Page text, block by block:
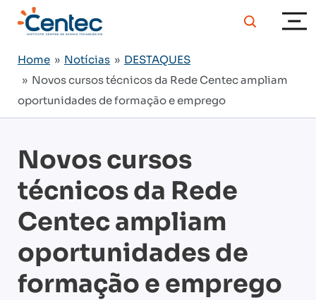
Home » Notícias » DESTAQUES
» Novos cursos técnicos da Rede Centec ampliam
oportunidades de formação e emprego
Novos cursos
técnicos da Rede
Centec ampliam
oportunidades de
formação e emprego